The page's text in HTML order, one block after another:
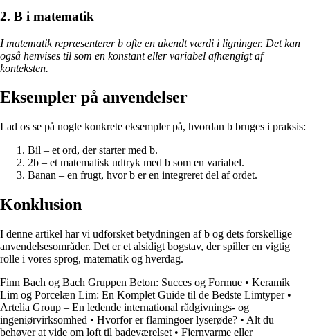
2. B i matematik
I matematik repræsenterer b ofte en ukendt værdi i ligninger. Det kan
også henvises til som en konstant eller variabel afhængigt af
konteksten.
Eksempler på anvendelser
Lad os se på nogle konkrete eksempler på, hvordan b bruges i praksis:
Bil – et ord, der starter med b.
2b – et matematisk udtryk med b som en variabel.
Banan – en frugt, hvor b er en integreret del af ordet.
Konklusion
I denne artikel har vi udforsket betydningen af b og dets forskellige
anvendelsesområder. Det er et alsidigt bogstav, der spiller en vigtig
rolle i vores sprog, matematik og hverdag.
Finn Bach og Bach Gruppen Beton: Succes og Formue • Keramik
Lim og Porcelæn Lim: En Komplet Guide til de Bedste Limtyper•
Artelia Group – En ledende international rådgivnings- og
ingeniørvirksomhed • Hvorfor er flamingoer lyserøde? • Alt du
behøver at vide om loft til badeværelset • Fjernvarme eller